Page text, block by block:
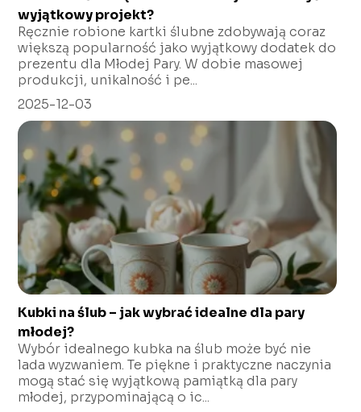
wyjątkowy projekt?
Ręcznie robione kartki ślubne zdobywają coraz
większą popularność jako wyjątkowy dodatek do
prezentu dla Młodej Pary. W dobie masowej
produkcji, unikalność i pe...
2025-12-03
Kubki na ślub – jak wybrać idealne dla pary
młodej?
Wybór idealnego kubka na ślub może być nie
lada wyzwaniem. Te piękne i praktyczne naczynia
mogą stać się wyjątkową pamiątką dla pary
młodej, przypominającą o ic...